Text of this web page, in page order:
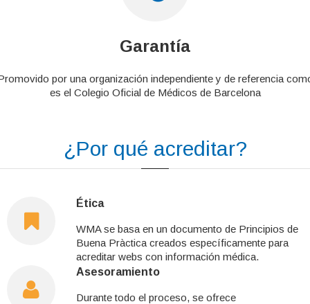
Garantía
por una organización independiente y de referencia
es el Colegio Oficial de Médicos de Barcelona
¿Por qué acreditar?
Ética
WMA se basa en un documento de Principios de
Buena Pràctica creados específicamente para
acreditar webs con información médica.
Asesoramiento
Durante todo el proceso, se ofrece